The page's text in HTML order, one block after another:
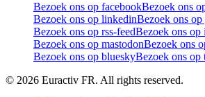
Bezoek ons op facebookBezoek ons
Bezoek ons op linkedinBezoek ons
Bezoek ons op rss-feedBezoek ons op
Bezoek ons op mastodonBezoek ons
Bezoek ons op blueskyBezoek ons op
© 2026 Euractiv FR. All rights reserved.